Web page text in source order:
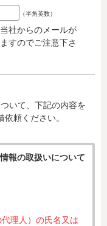
（半角英数）
社からのメールが
すのでご注意下さ
いて、下記の内容を
頼ください。
報の取扱いについて
理人）の氏名又は